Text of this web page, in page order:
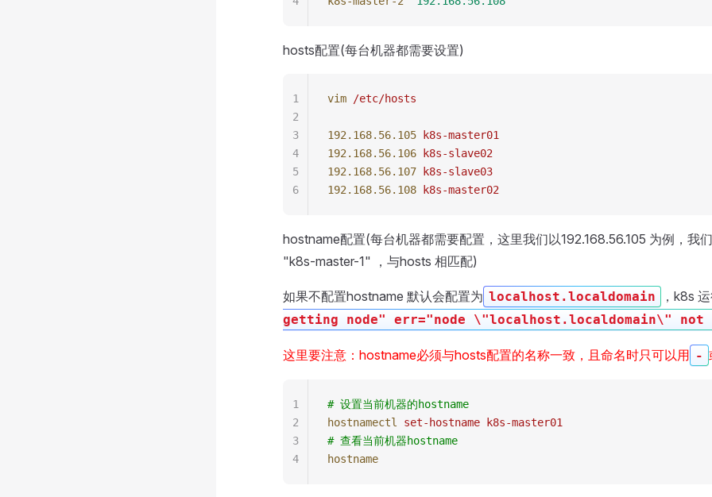
hosts配置(每台机器都需要设置)
vim /etc/hosts
192.168.56.105 k8s-master01
192.168.56.106 k8s-slave02
192.168.56.107 k8s-slave03
192.168.56.108 k8s-master02
1
2
3
4
5
6
hostname配置(每台机器都需要配置，这里我们以192.168.56.105 为例，我
"k8s-master-1" ，与hosts 相匹配)
如果不配置hostname 默认会配置为 localhost.localdomain ，k8s
getting node" err="node \"localhost.localdomain\" not
这里要注意：hostname必须与hosts配置的名称一致，且命名时只可以用 -
# 设置当前机器的hostname
hostnamectl
set-hostname k8s-master01
# 查看当前机器hostname
hostname
1
2
3
4